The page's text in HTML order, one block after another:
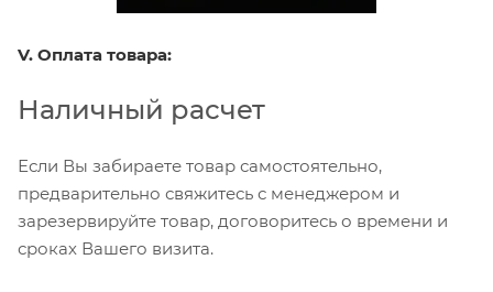
V. Оплата товара:
Наличный расчет
Если Вы забираете товар самостоятельно,
предварительно свяжитесь с менеджером и
зарезервируйте товар, договоритесь о времени и
сроках Вашего визита.